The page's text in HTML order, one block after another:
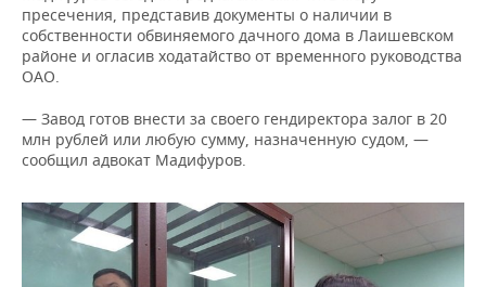
пресечения, представив документы о наличии в
собственности обвиняемого дачного дома в Лаишевском
районе и огласив ходатайство от временного руководства
ОАО.
— Завод готов внести за своего гендиректора залог в 20
млн рублей или любую сумму, назначенную судом, —
сообщил адвокат Мадифуров.